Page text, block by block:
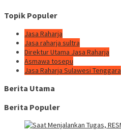
Topik Populer
Jasa Raharja
Jasa raharja sultra
Direktur Utama Jasa Raharja
Asmawa tosepu
Jasa Raharja Sulawesi Tenggara
Berita Utama
Berita Populer